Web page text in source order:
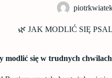
🌿 JAK MODLIĆ SIĘ
modlić się w trudnych